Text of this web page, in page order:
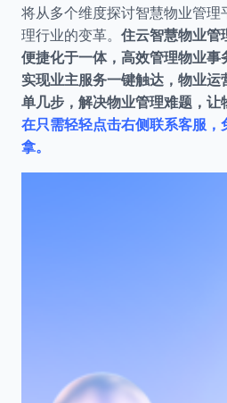
将从多个维度探讨智慧物业管理
理行业的变革。 住云智慧物业管
便捷化于一体，高效管理物业事
实现业主服务一键触达，物业运
单几步，解决物业管理难题，让
在只需轻轻点击右侧联系客服，
拿。